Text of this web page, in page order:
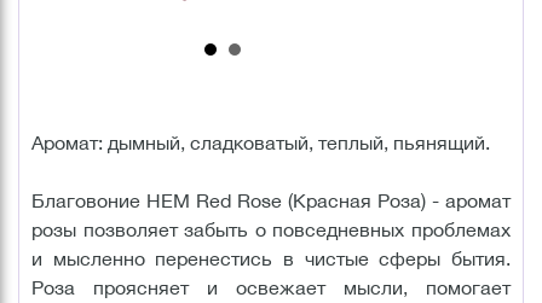
Аромат: дымный, сладковатый, теплый, пьянящий.
Благовоние HEM Red Rose (Красная Роза) - аромат
розы позволяет забыть о повседневных проблемах
и мысленно перенестись в чистые сферы бытия.
Роза проясняет и освежает мысли, помогает